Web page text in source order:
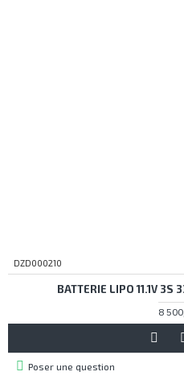
DZD000210
BATTERIE LIPO 11.1V
8
Poser une question